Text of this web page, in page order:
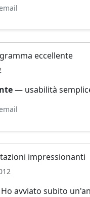
eccellente
— usabilità
impressionanti
Ho avviato subito